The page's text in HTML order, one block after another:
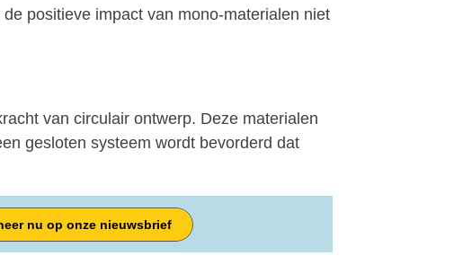
positieve impact van mono-materialen niet
van circulair ontwerp. Deze materialen
gesloten systeem wordt bevorderd dat
nu op onze nieuwsbrief